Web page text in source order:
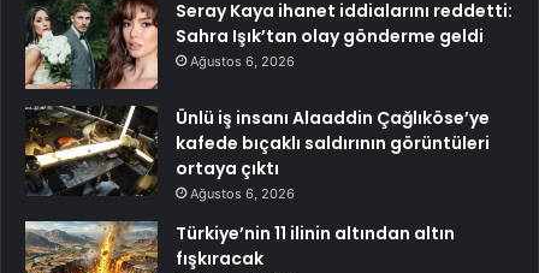
Seray Kaya ihanet iddialarını reddetti:
Sahra Işık’tan olay gönderme geldi
Ağustos 6, 2026
Ünlü iş insanı Alaaddin Çağlıköse’ye
kafede bıçaklı saldırının görüntüleri
ortaya çıktı
Ağustos 6, 2026
Türkiye’nin 11 ilinin altından altın
fışkıracak